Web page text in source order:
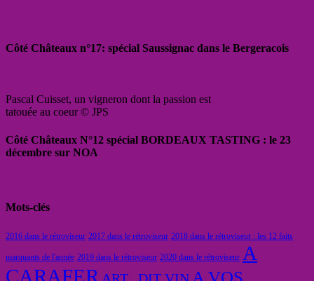
Côté Châteaux n°17: spécial Saussignac dans le Bergeracois
Pascal Cuisset, un vigneron dont la passion est
tatouée au coeur © JPS
Côté Châteaux N°12 spécial BORDEAUX TASTING : le 23
décembre sur NOA
Mots-clés
2016 dans le rétroviseur 2017 dans le rétroviseur 2018 dans le rétroviseur : les 12 faits
marquants de l'année 2019 dans le rétroviseur 2020 dans le rétroviseur A
CARAFER ART...DIT VIN A VOS